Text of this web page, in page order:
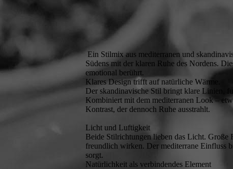
Ein Stilmix aus mediterranen und
Südens mit der klaren Ruhe des Nordens.
emotional berührt.
Klares Design trifft auf natürliche Wärme.
Der skandinavische Stil bringt klare Linien,
Kombiniert mit dem mediterranen Look –
Kontrast, der dennoch Ruhe ausstrahlt.
Licht und Luftigkeit
Beide Stilrichtungen lieben das Licht. Große
freundlich wirken. Der mediterrane Einfluss
sorgt.
Natürlichkeit als verbindendes Element